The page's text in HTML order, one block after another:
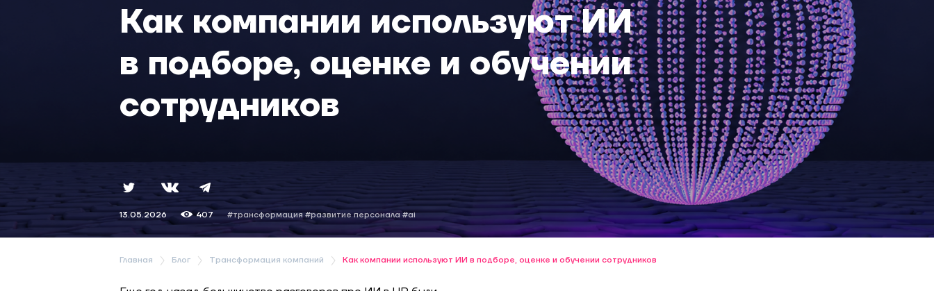
Как компании используют ИИ
в подборе, оценке и обучении
сотрудников
13.05.2026 407 #трансформация #развитие персонала #ai
Главная Блог Трансформация компаний Как компании используют ИИ в подборе, оценке и обучении сотрудников